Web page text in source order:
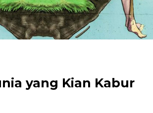
yang Kian Kabur